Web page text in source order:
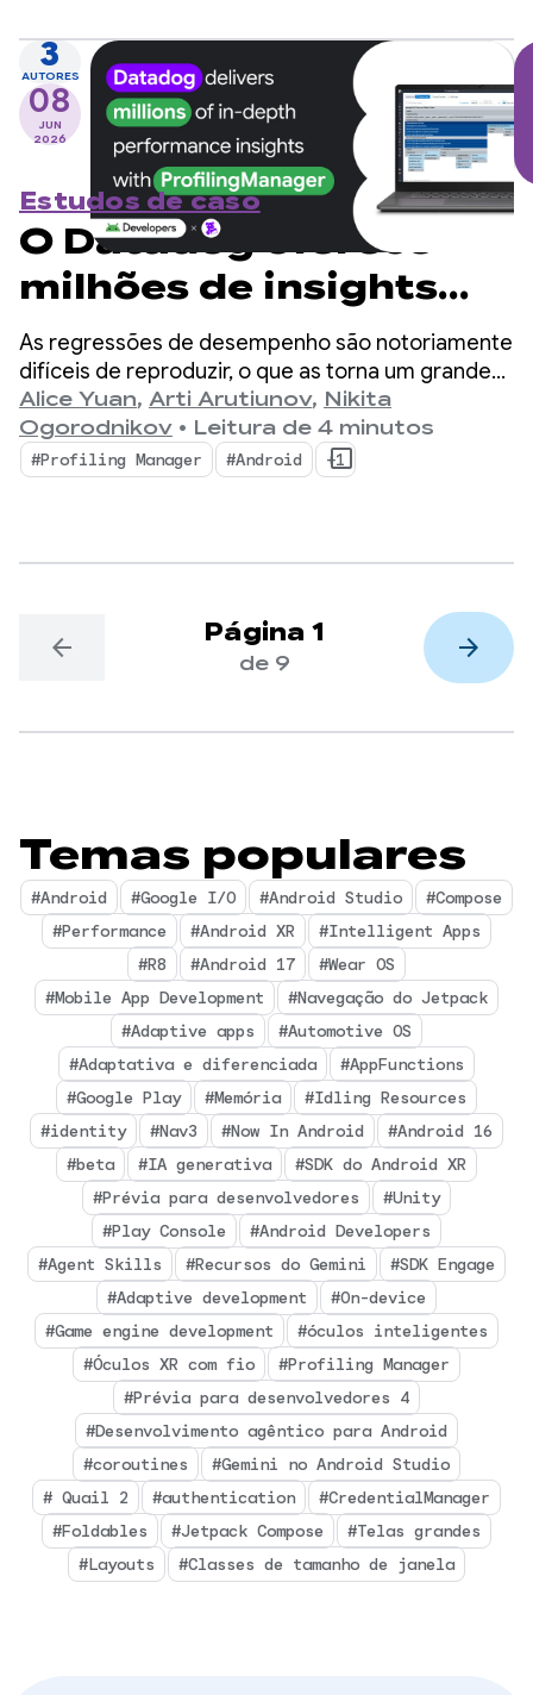
ampliamos nossas ofertas para oferecer um
suporte melhor, seja qual for sua decisão de criar
para Android.
3
AUTORES
08
JUN
2026
Estudos de caso
O Datadog oferece
milhões de insights
detalhados de
performance com o
ProfilingManager
As regressões de desempenho são notoriamente
difíceis de reproduzir, o que as torna um grande
gargalo para desenvolvedores de dispositivos
móveis.
Alice Yuan, Arti Arutiunov, Nikita
Ogorodnikov • Leitura de 4 minutos
#Profiling Manager #Android +1
arrow_back Página 1
de 9 arrow_forward
Temas populares
#Android #Google I/O #Android Studio
#Compose
#Performance
#Android XR
#Intelligent Apps
#R8
#Android 17
#Wear OS
#Mobile App Development
#Navegação do Jetpack
#Adaptive apps
#Automotive OS
#Adaptativa e diferenciada
#AppFunctions
#Google Play
#Memória
#Idling Resources
#identity
#Nav3 #Now In Android
#Android 16
#beta
#IA generativa
#SDK do Android XR
#Prévia para desenvolvedores
#Unity
#Play Console
#Android Developers
#Agent Skills
#Recursos do Gemini
#SDK Engage
#Adaptive development
#On-device
#Game engine development
#óculos inteligentes
#Óculos XR com fio
#Profiling Manager
#Prévia para desenvolvedores 4
#Desenvolvimento agêntico para Android
#coroutines
#Gemini no Android Studio
# Quail 2
#authentication
#CredentialManager
#Foldables
#Jetpack Compose
#Telas grandes
#Layouts
#Classes de tamanho de janela